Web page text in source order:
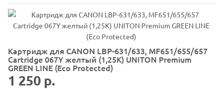
Картридж для CANON LBP-631/633, MF651/655/657
Cartridge 067Y желтый (1,25K) UNITON Premium
GREEN LINE (Eco Protected)
1 250 р.